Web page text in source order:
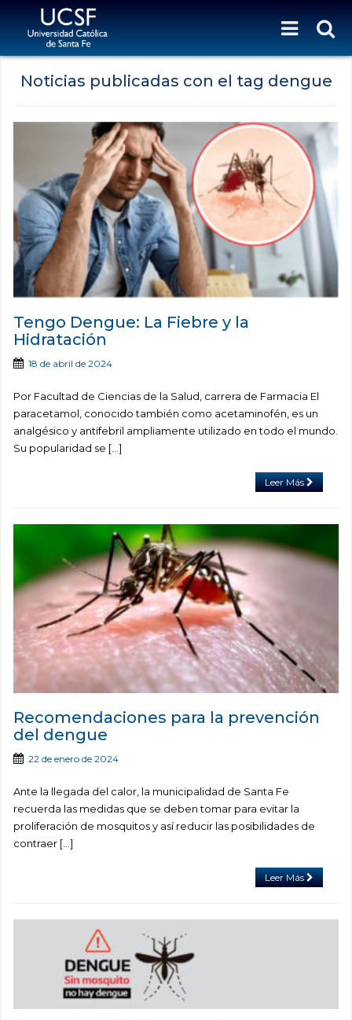
Noticias publicadas con el tag dengue
Tengo Dengue: La Fiebre y la
Hidratación
18 de abril de 2024
Por Facultad de Ciencias de la Salud, carrera de Farmacia El
paracetamol, conocido también como acetaminofén, es un
analgésico y antifebril ampliamente utilizado en todo el mundo.
Su popularidad se […]
Leer Más
Recomendaciones para la prevención
del dengue
22 de enero de 2024
Ante la llegada del calor, la municipalidad de Santa Fe
recuerda las medidas que se deben tomar para evitar la
proliferación de mosquitos y así reducir las posibilidades de
contraer […]
Leer Más